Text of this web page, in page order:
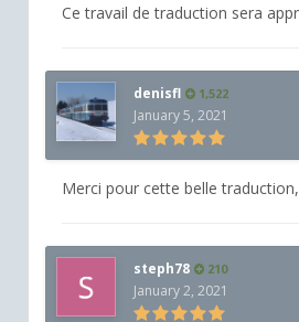
Ce travail de traduction sera
denisfl 1,522
January 5, 2021
Merci pour cette belle
steph78 210
January 2, 2021